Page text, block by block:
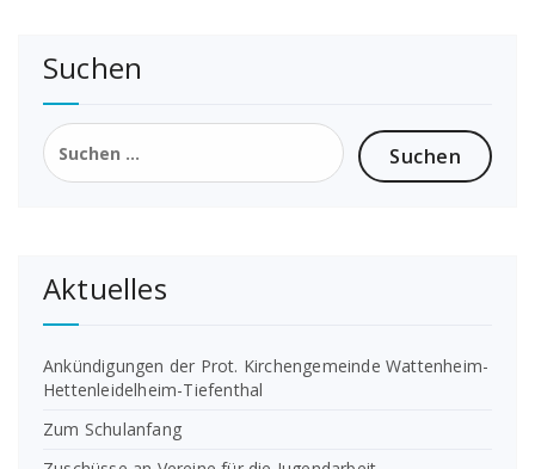
Suchen
Suchen
nach:
Aktuelles
Ankündigungen der Prot. Kirchengemeinde Wattenheim-
Hettenleidelheim-Tiefenthal
Zum Schulanfang